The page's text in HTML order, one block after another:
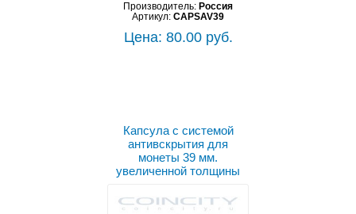
Производитель: Россия
Артикул: CAPSAV39
Цена: 80.00 руб.
Капсула с системой
антивскрытия для
монеты 39 мм.
увеличенной толщины